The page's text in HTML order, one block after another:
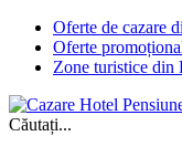
Oferte de cazare
Oferte
Zone turistice din
Căutați...